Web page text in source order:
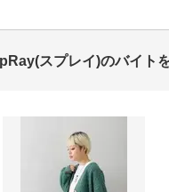
スプレイ)のバイト